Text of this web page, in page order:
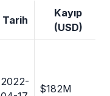
Tarih
Kayıp
(USD)
2022-
$182M